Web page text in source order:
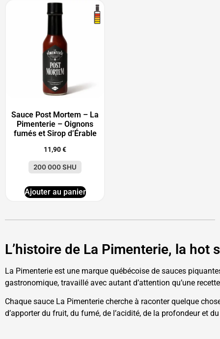
Sauce Post Mortem – La
Pimenterie – Oignons
fumés et Sirop d’Érable
11,90€
200 000 SHU
Ajouter au panier
L’histoire de La Pimenterie, la hot
La Pimenterie est une marque québécoise de sauces
gastronomique, travaillé avec autant d’attention qu’une
Chaque sauce La Pimenterie cherche à raconter quelque
d’apporter du fruit, du fumé, de l’acidité, de la profondeur et